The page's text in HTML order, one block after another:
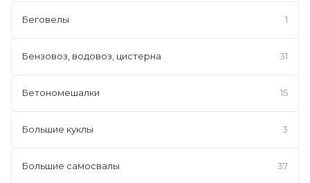
Беговелы 1
Бензовоз, водовоз, цистерна 31
Бетономешалки 15
Большие куклы 3
Большие самосвалы 37